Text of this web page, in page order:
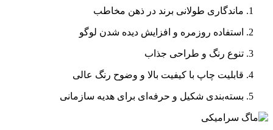
ماندگاری طولانی برند در ذهن مخاطب
استفاده روزمره و افزایش دیده شدن لوگو
تنوع رنگ و طراحی جذاب
قابلیت چاپ با کیفیت بالا و وضوح رنگ عالی
بسته‌بندی شکیل و حرفه‌ای برای هدیه سازمانی